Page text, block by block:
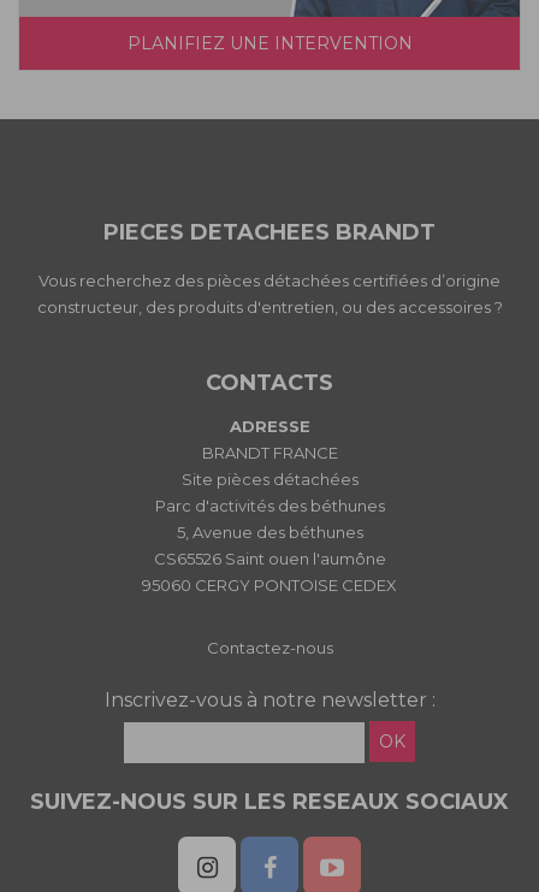
PLANIFIEZ UNE INTERVENTION
PIECES DETACHEES BRANDT
Vous recherchez des pièces détachées certifiées d’origine
constructeur, des produits d'entretien, ou des accessoires ?
CONTACTS
ADRESSE
BRANDT FRANCE
Site pièces détachées
Parc d'activités des béthunes
5, Avenue des béthunes
CS65526 Saint ouen l'aumône
95060 CERGY PONTOISE CEDEX
Contactez-nous
Inscrivez-vous à notre newsletter :
OK
SUIVEZ-NOUS SUR LES RESEAUX SOCIAUX